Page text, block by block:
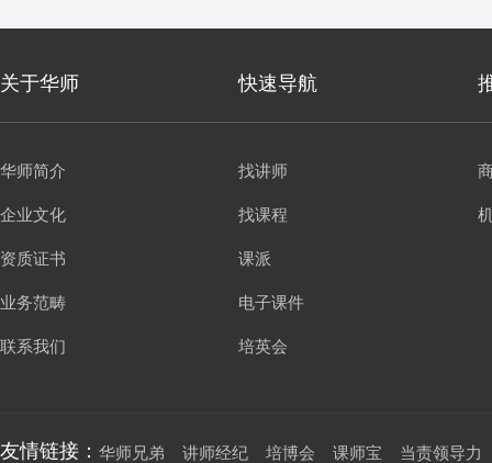
关于华师 快速导航
华师简介
企业文化
资质证书
业务范畴
联系我们
找讲师
找课程
课派
电子课件
培英会
友情链接： 华师兄弟 讲师经纪 培博会 课师宝 当责领导力